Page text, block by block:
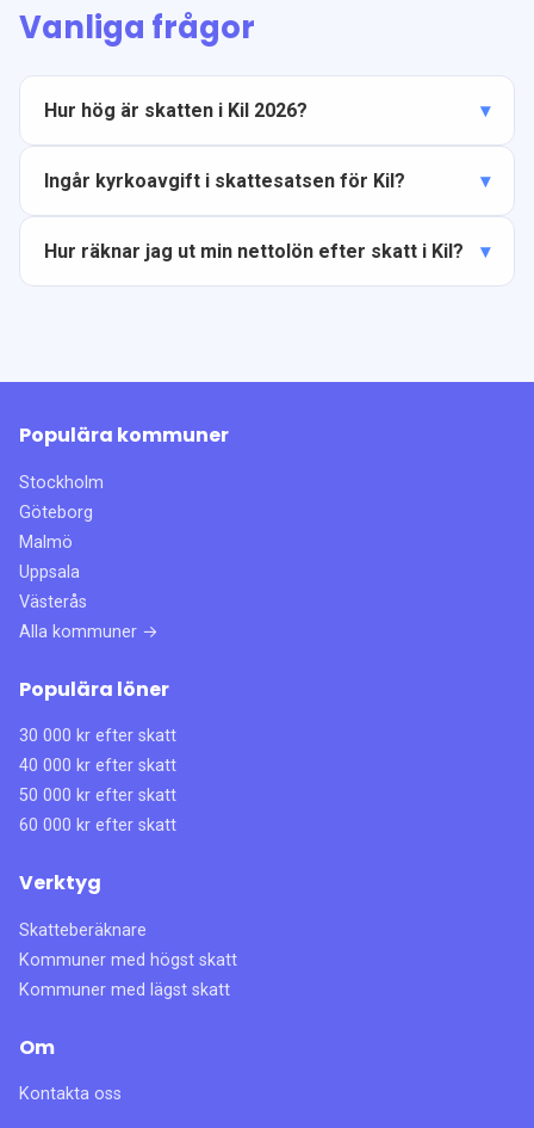
Vanliga frågor
Hur hög är skatten i Kil 2026?
Ingår kyrkoavgift i skattesatsen för Kil?
Hur räknar jag ut min nettolön efter skatt i Kil?
Populära kommuner
Stockholm
Göteborg
Malmö
Uppsala
Västerås
Alla kommuner →
Populära löner
30 000 kr efter skatt
40 000 kr efter skatt
50 000 kr efter skatt
60 000 kr efter skatt
Verktyg
Skatteberäknare
Kommuner med högst skatt
Kommuner med lägst skatt
Om
Kontakta oss